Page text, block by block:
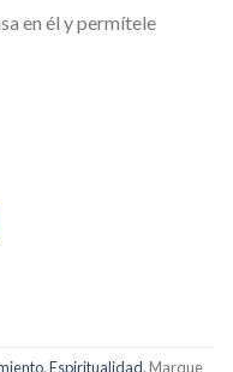
en él y permítele
,Espiritualidad. Marque